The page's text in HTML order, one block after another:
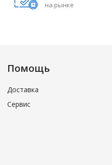
на рынке
Помощь
Доставка
Сервис